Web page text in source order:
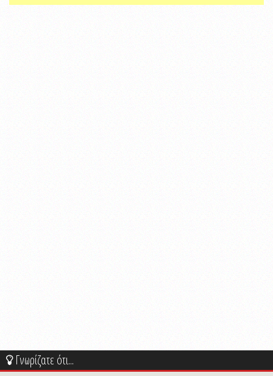
Γνωρίζατε ότι...